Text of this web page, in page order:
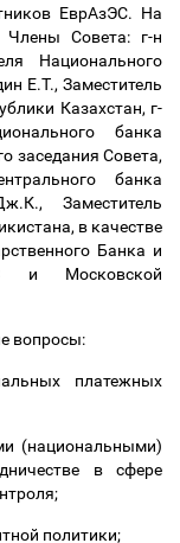
ЕврАзЭС. На
Члены Совета: г-н
Национального
Е.Т., Заместитель
Казахстан, г-
банка
заседания Совета,
банка
Заместитель
в качестве
Банка и
и Московской
вопросы:
платежных
(национальными)
в сфере
политики;